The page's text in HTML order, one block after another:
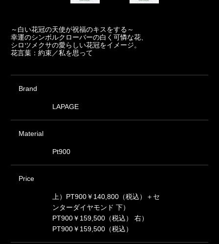
～白い花冠の天使が祝福のキスをする～
幸運のシンボルクローバーの白く可憐な花、
シロツメクサの愛らしい花冠をイメージ。
花言葉：約束／私を思って
Brand
LAPAGE
Material
Pt900
Price
上）PT900￥140,800（税込）＋セ
ンターダイヤモンド 下）
PT900￥159,500（税込） 右）
PT900￥159,500（税込）